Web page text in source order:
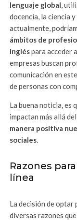
lenguaje global,
docencia, la ciencia
actualmente,
ámbitos de
ingléspara acceder
empresas buscan
comunicación en
de personas con
La buena noticia, es
impactan más allá
manera positiva
sociales.
Razones
línea
La decisión de optar
diversas razones